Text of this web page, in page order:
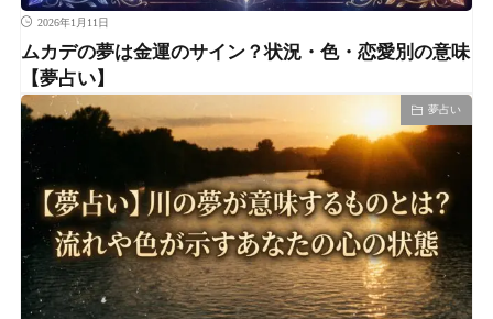
2026年1月11日
ムカデの夢は金運のサイン？状況・色・恋愛別の意味
【夢占い】
夢占い